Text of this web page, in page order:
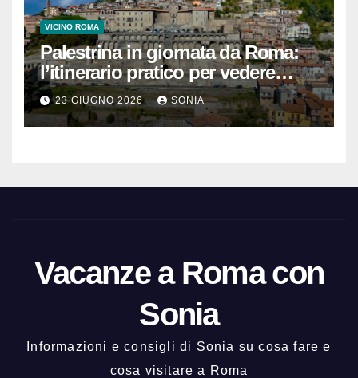
VICINO ROMA
Palestrina in giornata da Roma:
l’itinerario pratico per vedere
Santuario, Museo e centro
storico
23 GIUGNO 2026 SONIA
Vacanze a Roma con
Sonia
Informazioni e consigli di Sonia su cosa fare e
cosa visitare a Roma